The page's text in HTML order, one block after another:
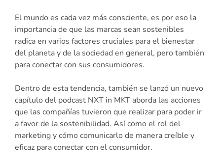
El mundo es cada vez más consciente, es por eso la
importancia de que las marcas sean sostenibles
radica en varios factores cruciales para el bienestar
del planeta y de la sociedad en general, pero también
para conectar con sus consumidores.
Dentro de esta tendencia, también se lanzó un nuevo
capítulo del podcast NXT in MKT aborda las acciones
que las compañías tuvieron que realizar para poder ir
a favor de la sostenibilidad. Así como el rol del
marketing y cómo comunicarlo de manera creíble y
eficaz para conectar con el consumidor.